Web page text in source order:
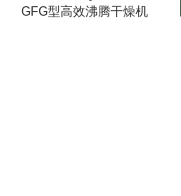
GFG型高效沸腾干燥机